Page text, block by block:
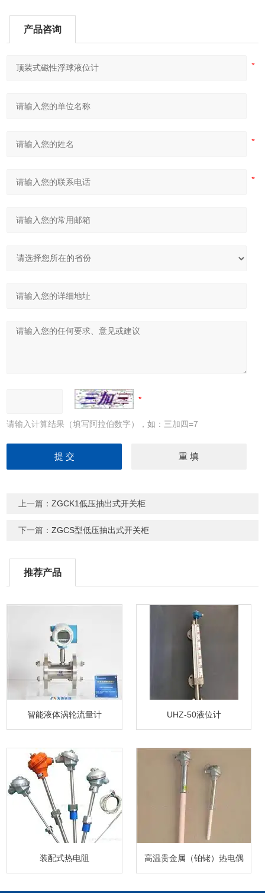
产品咨询
请输入计算结果（填写阿拉伯数字），如：三加四=7
上一篇：ZGCK1低压抽出式开关柜
下一篇：ZGCS型低压抽出式开关柜
推荐产品
智能液体涡轮流量计 UHZ-50液位计
装配式热电阻 高温贵金属（铂铑）热电偶